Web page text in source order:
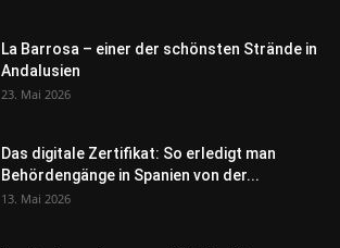
La Barrosa – einer der schönsten Strände in
Andalusien
23. Mai 2026
Das digitale Zertifikat: So erledigt man
Behördengänge in Spanien von der...
13. Mai 2026